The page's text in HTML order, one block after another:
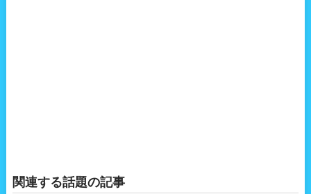
関連する話題の記事